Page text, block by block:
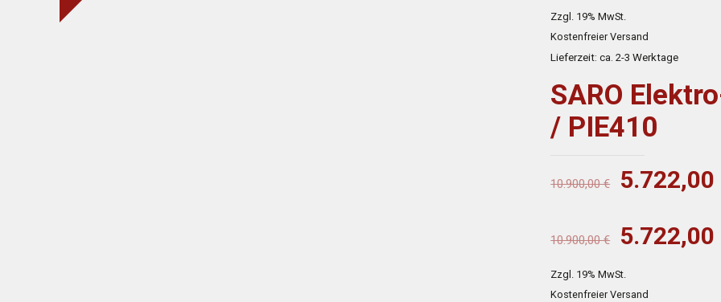
war:
Zzgl. 19% MwSt.
Kostenfreier Versand
Lieferzeit: ca. 2-3 Werktage
SARO
/ PIE410
10.900,00€
war:
5.722,00
10.900,00€
war:
5.722,00
Zzgl. 19% MwSt.
Kostenfreier Versand